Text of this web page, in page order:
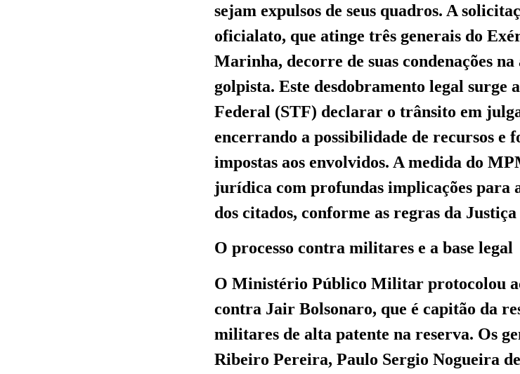
sejam expulsos de seus quadros. A
oficialato, que atinge três generais do
Marinha, decorre de suas condenações
golpista. Este desdobramento legal surge
Federal (STF) declarar o trânsito em
encerrando a possibilidade de recursos e
impostas aos envolvidos. A medida do
jurídica com profundas implicações para
dos citados, conforme as regras da
O processo contra militares e a base legal
O Ministério Público Militar protocolou
contra Jair Bolsonaro, que é capitão da
militares de alta patente na reserva. Os
Ribeiro Pereira, Paulo Sergio Nogueira